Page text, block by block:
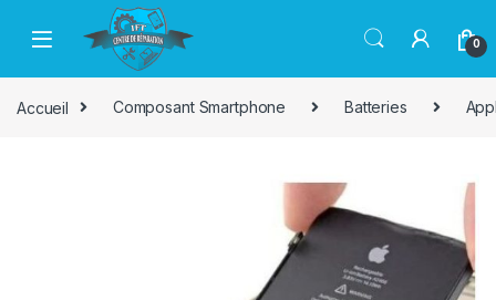
Passer à la navigation
Aller au contenu
0
Accueil Composant Smartphone Batteries